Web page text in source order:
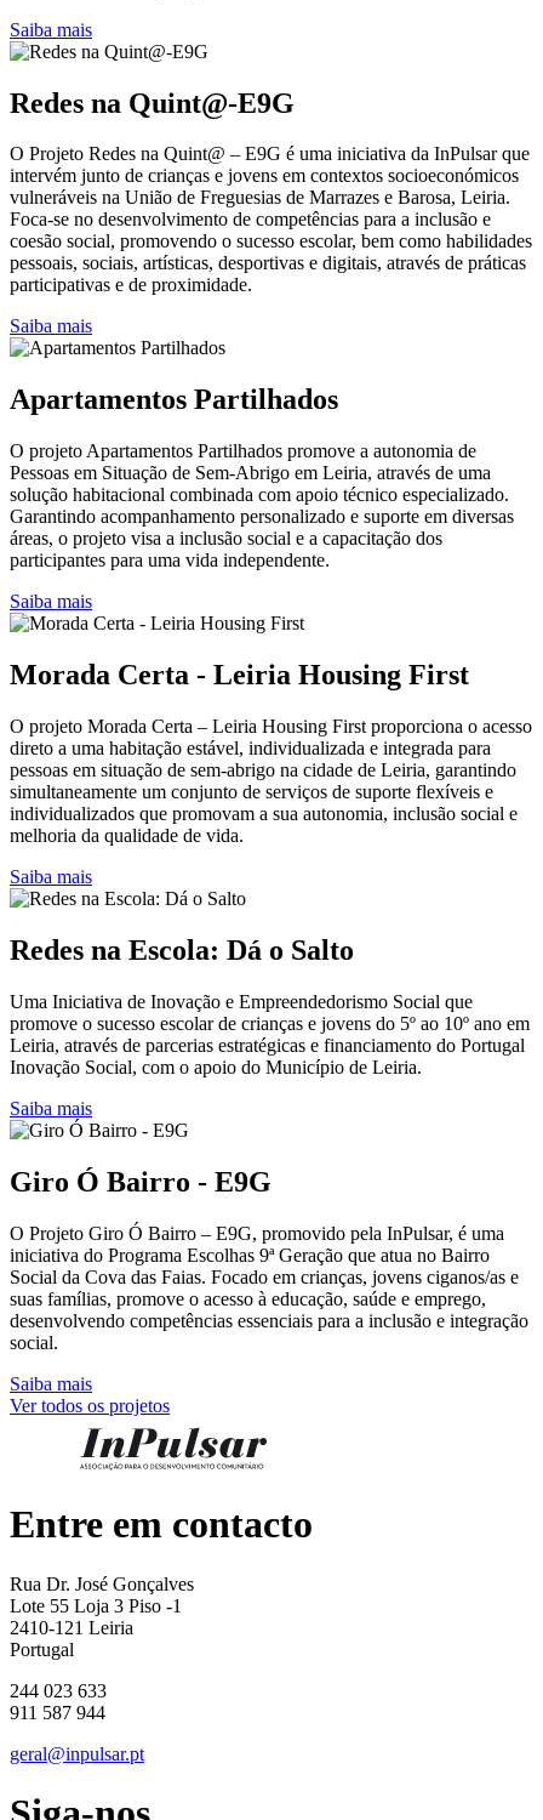
Saiba mais
Redes na Quint@-E9G
O Projeto Redes na Quint@ – E9G é uma iniciativa da InPulsar que
intervém junto de crianças e jovens em contextos socioeconómicos
vulneráveis na União de Freguesias de Marrazes e Barosa, Leiria.
Foca-se no desenvolvimento de competências para a inclusão e
coesão social, promovendo o sucesso escolar, bem como habilidades
pessoais, sociais, artísticas, desportivas e digitais, através de práticas
participativas e de proximidade.
Saiba mais
Apartamentos Partilhados
O projeto Apartamentos Partilhados promove a autonomia de
Pessoas em Situação de Sem-Abrigo em Leiria, através de uma
solução habitacional combinada com apoio técnico especializado.
Garantindo acompanhamento personalizado e suporte em diversas
áreas, o projeto visa a inclusão social e a capacitação dos
participantes para uma vida independente.
Saiba mais
Morada Certa - Leiria Housing First
O projeto Morada Certa – Leiria Housing First proporciona o acesso
direto a uma habitação estável, individualizada e integrada para
pessoas em situação de sem-abrigo na cidade de Leiria, garantindo
simultaneamente um conjunto de serviços de suporte flexíveis e
individualizados que promovam a sua autonomia, inclusão social e
melhoria da qualidade de vida.
Saiba mais
Redes na Escola: Dá o Salto
Uma Iniciativa de Inovação e Empreendedorismo Social que
promove o sucesso escolar de crianças e jovens do 5º ao 10º ano em
Leiria, através de parcerias estratégicas e financiamento do Portugal
Inovação Social, com o apoio do Município de Leiria.
Saiba mais
Giro Ó Bairro - E9G
O Projeto Giro Ó Bairro – E9G, promovido pela InPulsar, é uma
iniciativa do Programa Escolhas 9ª Geração que atua no Bairro
Social da Cova das Faias. Focado em crianças, jovens ciganos/as e
suas famílias, promove o acesso à educação, saúde e emprego,
desenvolvendo competências essenciais para a inclusão e integração
social.
Saiba mais
Ver todos os projetos
Entre em contacto
Rua Dr. José Gonçalves
Lote 55 Loja 3 Piso -1
2410-121 Leiria
Portugal
244 023 633
911 587 944
geral@inpulsar.pt